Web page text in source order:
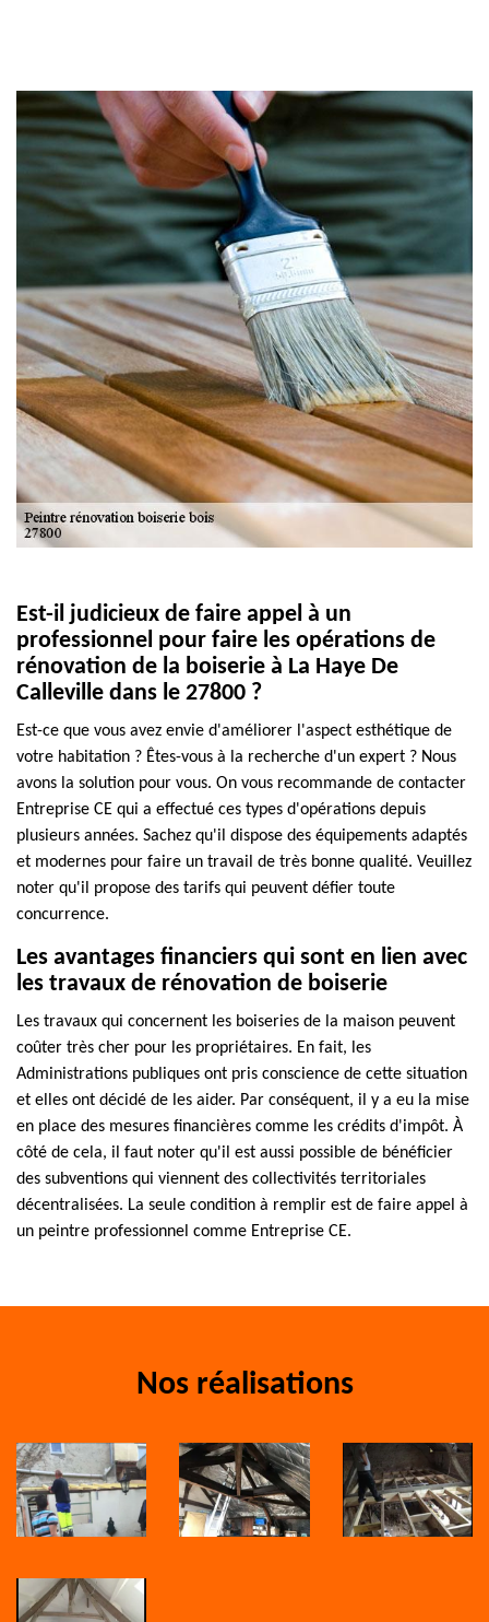
Est-il judicieux de faire appel à un
professionnel pour faire les opérations de
rénovation de la boiserie à La Haye De
Calleville dans le 27800 ?
Est-ce que vous avez envie d'améliorer l'aspect esthétique de
votre habitation ? Êtes-vous à la recherche d'un expert ? Nous
avons la solution pour vous. On vous recommande de contacter
Entreprise CE qui a effectué ces types d'opérations depuis
plusieurs années. Sachez qu'il dispose des équipements adaptés
et modernes pour faire un travail de très bonne qualité. Veuillez
noter qu'il propose des tarifs qui peuvent défier toute
concurrence.
Les avantages financiers qui sont en lien avec
les travaux de rénovation de boiserie
Les travaux qui concernent les boiseries de la maison peuvent
coûter très cher pour les propriétaires. En fait, les
Administrations publiques ont pris conscience de cette situation
et elles ont décidé de les aider. Par conséquent, il y a eu la mise
en place des mesures financières comme les crédits d'impôt. À
côté de cela, il faut noter qu'il est aussi possible de bénéficier
des subventions qui viennent des collectivités territoriales
décentralisées. La seule condition à remplir est de faire appel à
un peintre professionnel comme Entreprise CE.
Nos réalisations